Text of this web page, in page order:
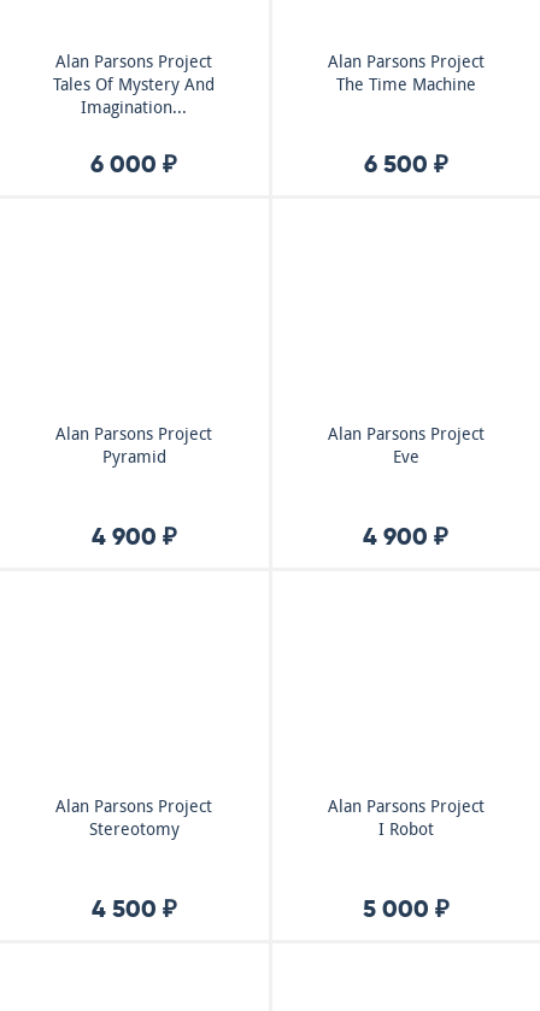
Alan Parsons Project
Tales Of Mystery And
Imagination...
6 000 ₽
Alan Parsons Project
The Time Machine
6 500 ₽
Alan Parsons Project
Pyramid
4 900 ₽
Alan Parsons Project
Eve
4 900 ₽
Alan Parsons Project
Stereotomy
4 500 ₽
Alan Parsons Project
I Robot
5 000 ₽